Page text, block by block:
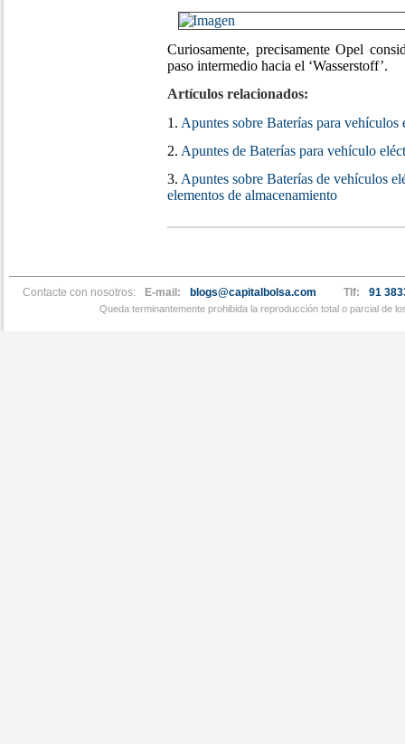
Curiosamente, precisamente Opel
paso intermedio hacia el ‘Wasserstoff’.
Artículos relacionados:
1. Apuntes sobre Baterías para vehículos
2. Apuntes de Baterías para vehículo
3. Apuntes sobre Baterías de vehículos
elementos de almacenamiento
Contacte con nosotros: E-mail: blogs@capitalbolsa.com Tlf: 91
Queda terminantemente prohibida la reproducción total o parcial de